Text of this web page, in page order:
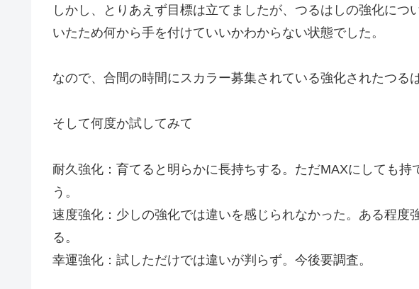
しかし、とりあえず目標は立てましたが、つるはしの強化につ
いたため何から手を付けていいかわからない状態でした。
なので、合間の時間にスカラー募集されている強化されたつる
そして何度か試してみて
耐久強化：育てると明らかに長持ちする。ただMAXにしても持
う。
速度強化：少しの強化では違いを感じられなかった。ある程度
る。
幸運強化：試しただけでは違いが判らず。今後要調査。